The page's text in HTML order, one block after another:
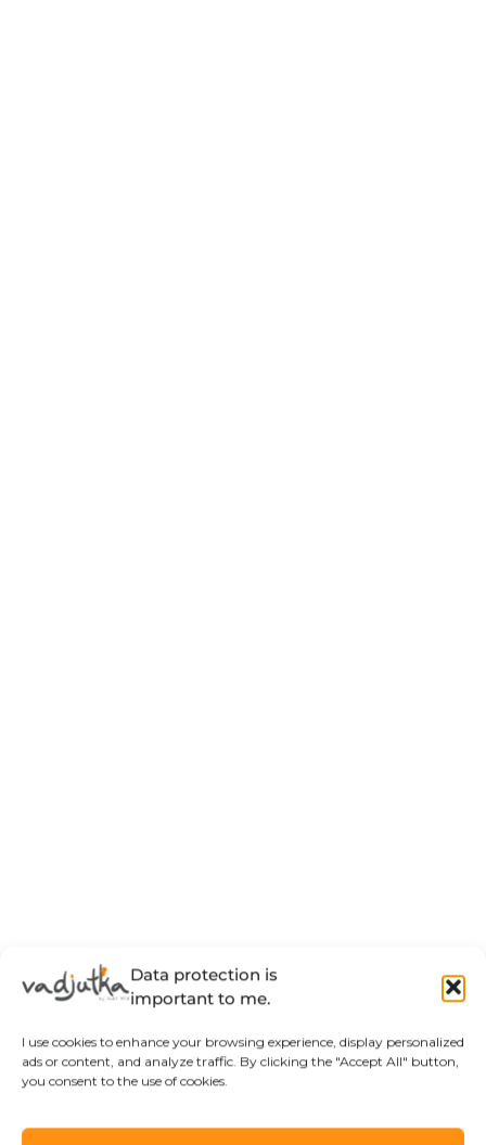
Data protection is
important to me.
I use cookies to enhance your browsing experience, display personalized
ads or content, and analyze traffic. By clicking the "Accept All" button,
you consent to the use of cookies.